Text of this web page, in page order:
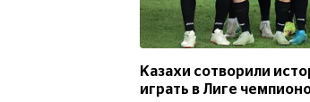
Казахи сотворили
играть в Лиге